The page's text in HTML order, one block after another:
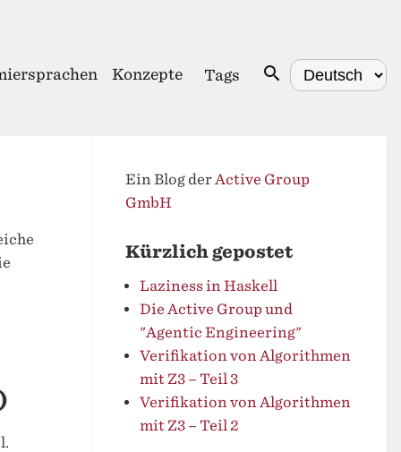
Konzepte Tags
Ein Blog derActive Group
GmbH
Kürzlich gepostet
Laziness in Haskell
Die Active Group und
"Agentic Engineering"
Verifikation von Algorithmen
mit Z3 – Teil 3
Verifikation von Algorithmen
mit Z3 – Teil 2